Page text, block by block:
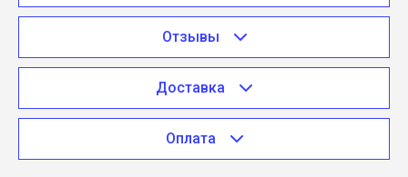
Отзывы
Доставка
Оплата